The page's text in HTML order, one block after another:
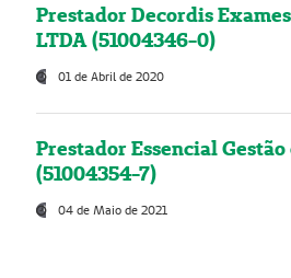
Prestador Decordis
LTDA (51004346-0)
01 de Abril de 2020
Prestador Essencial
(51004354-7)
04 de Maio de 2021